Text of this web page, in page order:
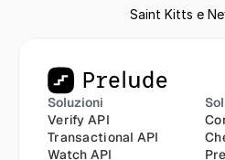
Saint Kitts e
Soluzioni
Verify API
Transactional API
Watch API